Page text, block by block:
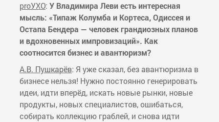
proУХО: У Владимира Леви есть интересная
мысль: «Типаж Колумба и Кортеса, Одиссея и
Остапа Бендера — человек грандиозных планов
и вдохновенных импровизаций». Как
соотносится бизнес и авантюризм?
А.В. Пушкарёв: Я уже сказал, без авантюризма в
бизнесе нельзя! Нужно постоянно генерировать
идеи, идти вперёд, искать новые рынки, новые
продукты, новых специалистов, ошибаться,
собирать коллекцию граблей, и снова идти